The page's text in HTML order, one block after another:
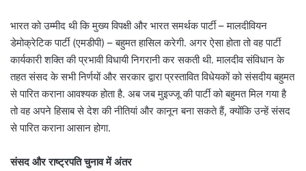
भारत को उम्मीद थी कि मुख्य विपक्षी और भारत समर्थक पार्टी – मालदीवियन
डेमोक्रेटिक पार्टी (एमडीपी) – बहुमत हासिल करेगी. अगर ऐसा होता तो वह पार्टी
कार्यकारी शक्ति की प्रभावी विधायी निगरानी कर सकती थी. मालदीव संविधान के
तहत संसद के सभी निर्णयों और सरकार द्वारा प्रस्‍तावित विधेयकों को संसदीय बहुमत
से पारित कराना आवश्‍यक होता है. अब जब मुइज्जू की पार्टी को बहुमत मिल गया है
तो वह अपने हिसाब से देश की नीतियां और कानून बना सकते हैं, क्योंकि उन्हें संसद
से पारित कराना आसान होगा.
संसद और राष्ट्रपति चुनाव में अंतर